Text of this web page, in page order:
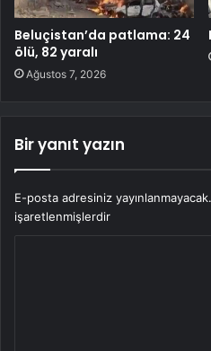
Beluçistan’da patlama: 24
ölü, 82 yaralı
Ağustos 7, 2026
Bir yanıt yazın
E-posta adresiniz yayınlanmayacak.
işaretlenmişlerdir